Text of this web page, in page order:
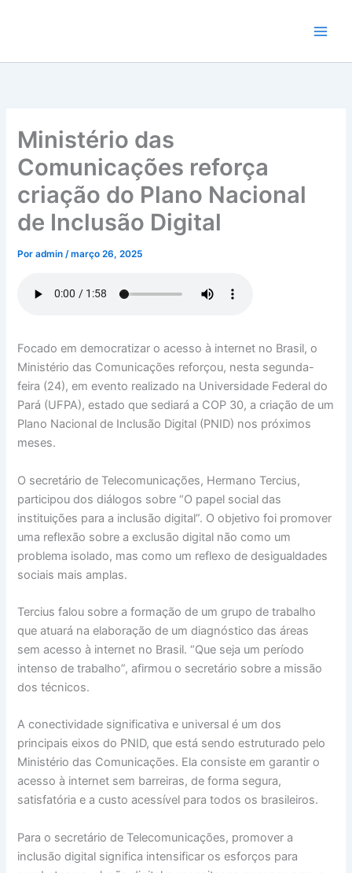
conteúdo
Ministério das
Comunicações reforça
criação do Plano Nacional
de Inclusão Digital
Poradmin/março 26, 2025
Focado em democratizar o acesso à internet no Brasil, o
Ministério das Comunicações reforçou, nesta segunda-
feira (24), em evento realizado na Universidade Federal do
Pará (UFPA), estado que sediará a COP 30, a criação de um
Plano Nacional de Inclusão Digital (PNID) nos próximos
meses.
O secretário de Telecomunicações, Hermano Tercius,
participou dos diálogos sobre “O papel social das
instituições para a inclusão digital”. O objetivo foi promover
uma reflexão sobre a exclusão digital não como um
problema isolado, mas como um reflexo de desigualdades
sociais mais amplas.
Tercius falou sobre a formação de um grupo de trabalho
que atuará na elaboração de um diagnóstico das áreas
sem acesso à internet no Brasil. “Que seja um período
intenso de trabalho”, afirmou o secretário sobre a missão
dos técnicos.
A conectividade significativa e universal é um dos
principais eixos do PNID, que está sendo estruturado pelo
Ministério das Comunicações. Ela consiste em garantir o
acesso à internet sem barreiras, de forma segura,
satisfatória e a custo acessível para todos os brasileiros.
Para o secretário de Telecomunicações, promover a
inclusão digital significa intensificar os esforços para